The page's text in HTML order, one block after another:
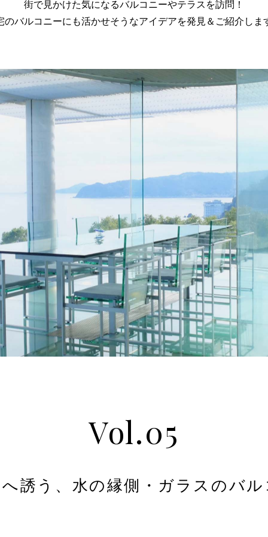
街で見かけた気になるバルコニーやテラスを訪問！
のバルコニーにも活かせそうなアイデアを発見＆ご紹介しま
Vol.05
誘う、 水の縁側・ガラスのバ